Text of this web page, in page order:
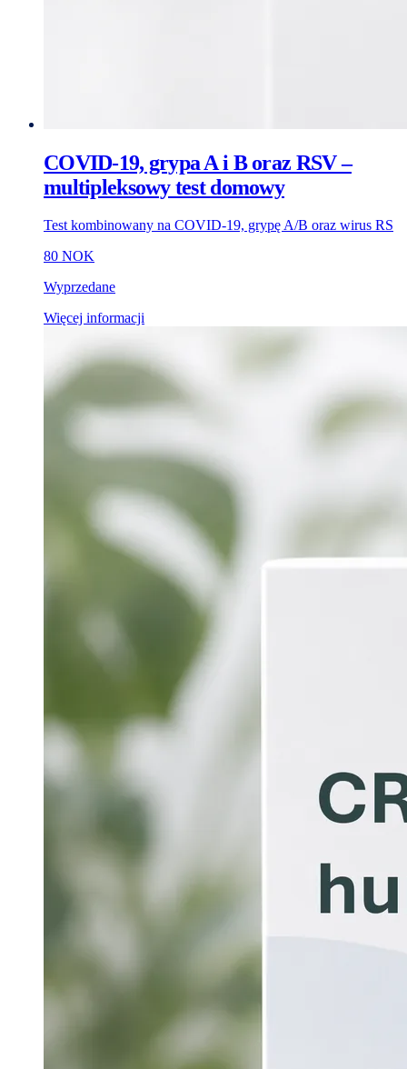
COVID-19, grypa A i B oraz RSV –
multipleksowy test domowy
Test kombinowany na COVID-19, grypę A/B oraz wirus RS
80 NOK
Wyprzedane
Więcej informacji